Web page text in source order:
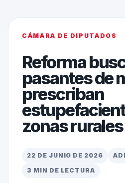
CÁMARA DE DIPUTADOS
Reforma
pasantes de
prescriban
zonas rurales
22 DE JUNIO DE 2026
3 MIN DE LECTURA